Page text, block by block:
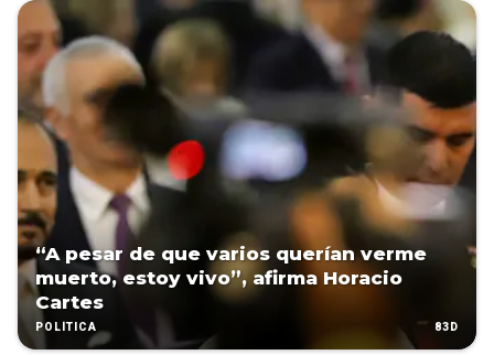
“A pesar de que varios querían verme
muerto, estoy vivo”, afirma Horacio
Cartes
POLÍTICA 83D